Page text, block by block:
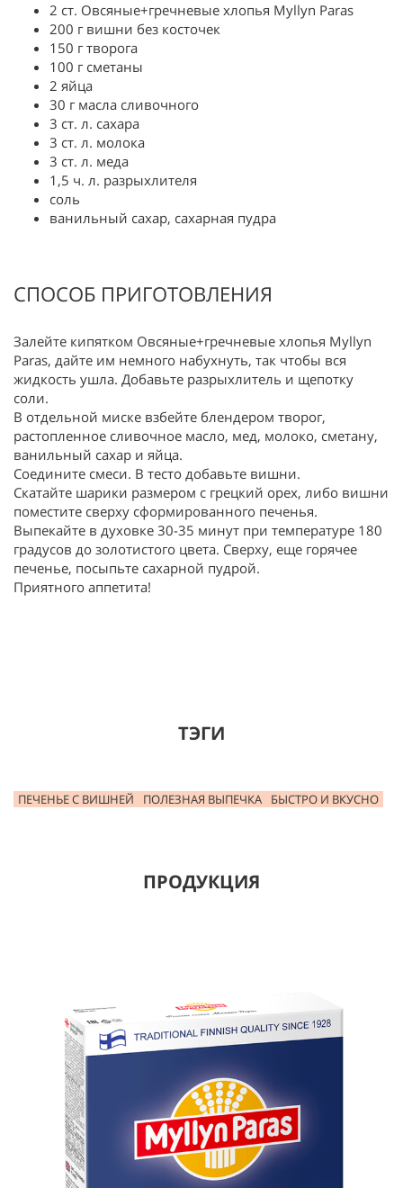
2 ст. Овсяные+гречневые хлопья Myllyn Paras
200 г вишни без косточек
150 г творога
100 г сметаны
2 яйца
30 г масла сливочного
3 ст. л. сахара
3 ст. л. молока
3 ст. л. меда
1,5 ч. л. разрыхлителя
соль
ванильный сахар, сахарная пудра
СПОСОБ ПРИГОТОВЛЕНИЯ
Залейте кипятком Овсяные+гречневые хлопья Myllyn
Paras, дайте им немного набухнуть, так чтобы вся
жидкость ушла. Добавьте разрыхлитель и щепотку
соли.
В отдельной миске взбейте блендером творог,
растопленное сливочное масло, мед, молоко, сметану,
ванильный сахар и яйца.
Соедините смеси. В тесто добавьте вишни.
Скатайте шарики размером с грецкий орех, либо вишни
поместите сверху сформированного печенья.
Выпекайте в духовке 30-35 минут при температуре 180
градусов до золотистого цвета. Сверху, еще горячее
печенье, посыпьте сахарной пудрой.
Приятного аппетита!
ТЭГИ
ПЕЧЕНЬЕ С ВИШНЕЙ ПОЛЕЗНАЯ ВЫПЕЧКА БЫСТРО И ВКУСНО
ПРОДУКЦИЯ